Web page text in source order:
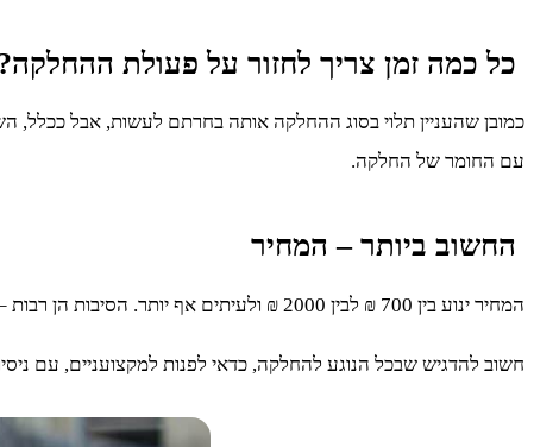
כל כמה זמן צריך לחזור על פעולת
כמובן שהעניין תלוי בסוג ההחלקה אותה בחרתם לעשות, אבל
עם החומר של החלקה.
החשוב ביותר – המחיר
המחיר ינוע בין 700 ₪ לבין 2000 ₪ ולעיתים אף יותר. הסיבות הן רבות – החלקה שנבחרה, הוותק והניסיון של הספר, אורך, עובי ומצב הכללי של השיער.
חשוב להדגיש שבכל הנוגע להחלקה, כדאי לפנות למקצועניים, עם